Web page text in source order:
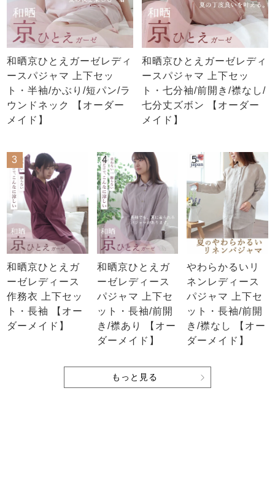
和晒京ひとえガーゼレディ
ースパジャマ 上下セッ
ト・半袖/かぶり/短パン/ラ
ウンドネック 【オーダー
メイド】
和晒京ひとえガーゼレディ
ースパジャマ 上下セッ
ト・七分袖/前開き/襟なし/
七分丈ズボン 【オーダー
メイド】
3
和晒京ひとえガ
ーゼレディース
作務衣 上下セッ
ト・長袖 【オー
ダーメイド】
4
和晒京ひとえガ
ーゼレディース
パジャマ 上下セ
ット・長袖/前開
き/襟あり 【オー
ダーメイド】
5
やわらかるいリ
ネンレディース
パジャマ 上下セ
ット・長袖/前開
き/襟なし 【オー
ダーメイド】
もっと見る